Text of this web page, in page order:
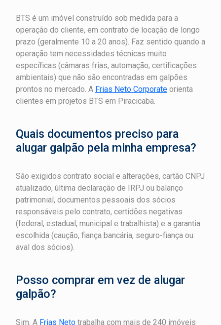
BTS é um imóvel construído sob medida para a
operação do cliente, em contrato de locação de longo
prazo (geralmente 10 a 20 anos). Faz sentido quando a
operação tem necessidades técnicas muito
específicas (câmaras frias, automação, certificações
ambientais) que não são encontradas em galpões
prontos no mercado. A Frias Neto Corporate orienta
clientes em projetos BTS em Piracicaba.
Quais documentos preciso para
alugar galpão pela minha empresa?
São exigidos contrato social e alterações, cartão CNPJ
atualizado, última declaração de IRPJ ou balanço
patrimonial, documentos pessoais dos sócios
responsáveis pelo contrato, certidões negativas
(federal, estadual, municipal e trabalhista) e a garantia
escolhida (caução, fiança bancária, seguro-fiança ou
aval dos sócios).
Posso comprar em vez de alugar
galpão?
Sim. A Frias Neto trabalha com mais de 240 imóveis